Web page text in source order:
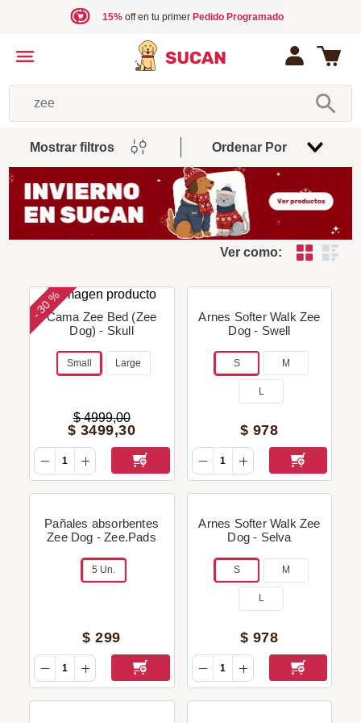
15%off en tu primer Pedido Programado
¿Qué estás necesitando?
Mostrar filtros Ordenar Por
Relevancia
Ver como:
-
30 %
Cama Zee Bed (Zee
Dog) - Skull
Small Large
$ 4999,00
$ 3499,30
Arnes Softer Walk Zee
Dog - Swell
S M
L
$ 978
Pañales absorbentes
Zee Dog - Zee.Pads
5 Un.
$ 299
Arnes Softer Walk Zee
Dog - Selva
S M
L
$ 978